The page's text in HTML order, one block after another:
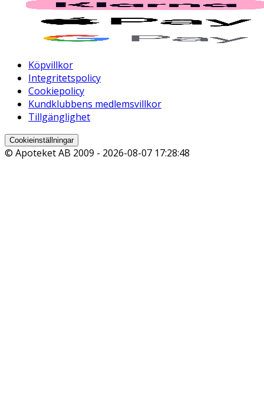
Köpvillkor
Integritetspolicy
Cookiepolicy
Kundklubbens medlemsvillkor
Tillgänglighet
Cookieinställningar
© Apoteket AB 2009 - 2026-08-07 17:28:48